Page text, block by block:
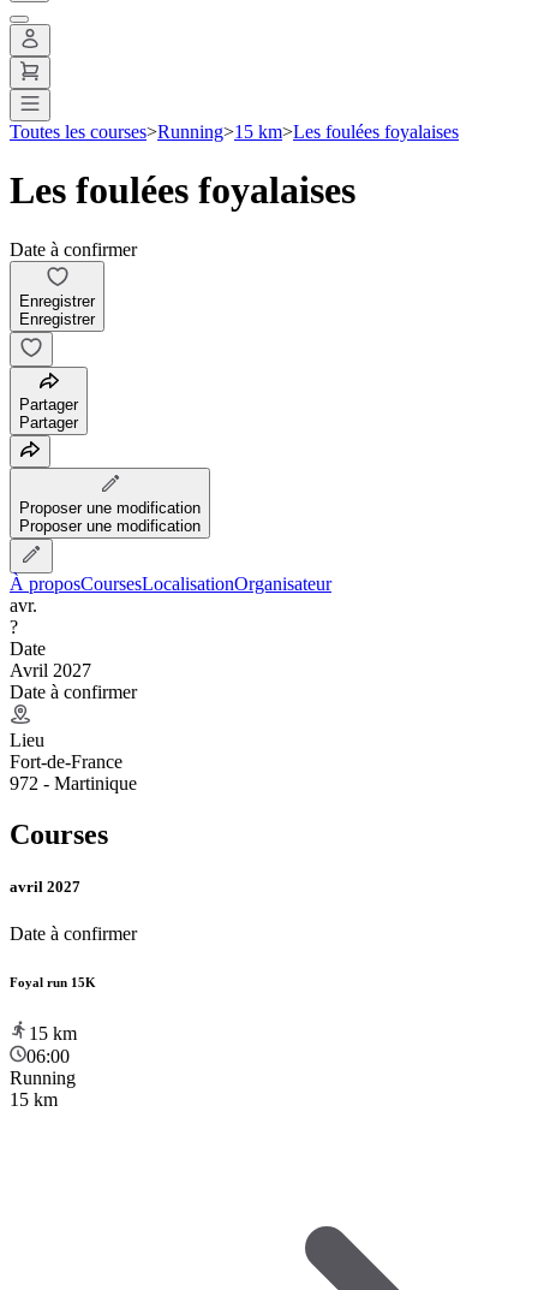
Toutes les courses>Running>15 km>Les foulées foyalaises
Les foulées foyalaises
Date à confirmer
Enregistrer
Enregistrer
Partager
Partager
Proposer une modification
Proposer une modification
À proposCoursesLocalisationOrganisateur
avr.
?
Date
Avril 2027
Date à confirmer
Lieu
Fort-de-France
972 - Martinique
Courses
avril 2027
Date à confirmer
Foyal run 15K
15 km
06:00
Running
15 km